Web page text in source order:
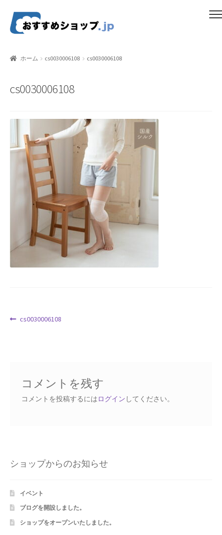
ナ
ビ
ン
プ
コ
ン
ス
ギフトカタログ（ユニバース）
gold-form
CF Dashboard
CF User Registration
CF campaign form
CF Listing Page
Request a Quote
Affiliate Dashboard
Shipment Tracking
wpwBot Mobile App
ホーム cs0030006108 cs0030006108
cs0030006108
投 前
cs0030006108
コメントを残す
コメントを投稿するにはログイン してください。
ショップからのお知らせ
イベント
ブログを開設しました。
ショップをオープンいたしました。